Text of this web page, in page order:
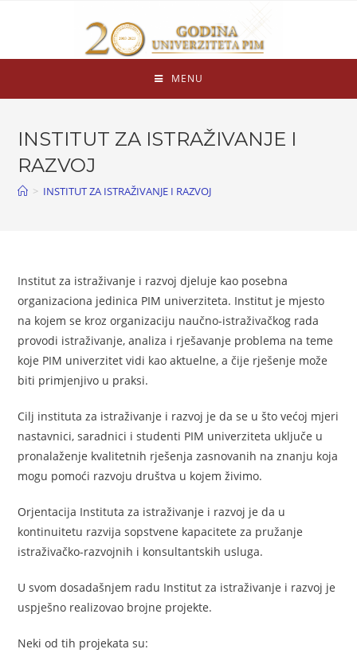
MENU
INSTITUT ZA ISTRAŽIVANJE I
RAZVOJ
> INSTITUT ZA ISTRAŽIVANJE I RAZVOJ
Institut za istraživanje i razvoj djeluje kao posebna
organizaciona jedinica PIM univerziteta. Institut je mjesto
na kojem se kroz organizaciju naučno-istraživačkog rada
provodi istraživanje, analiza i rješavanje problema na teme
koje PIM univerzitet vidi kao aktuelne, a čije rješenje može
biti primjenjivo u praksi.
Cilj instituta za istraživanje i razvoj je da se u što većoj mjeri
nastavnici, saradnici i studenti PIM univerziteta uključe u
pronalaženje kvalitetnih rješenja zasnovanih na znanju koja
mogu pomoći razvoju društva u kojem živimo.
Orjentacija Instituta za istraživanje i razvoj je da u
kontinuitetu razvija sopstvene kapacitete za pružanje
istraživačko-razvojnih i konsultantskih usluga.
U svom dosadašnjem radu Institut za istraživanje i razvoj je
uspješno realizovao brojne projekte.
Neki od tih projekata su: